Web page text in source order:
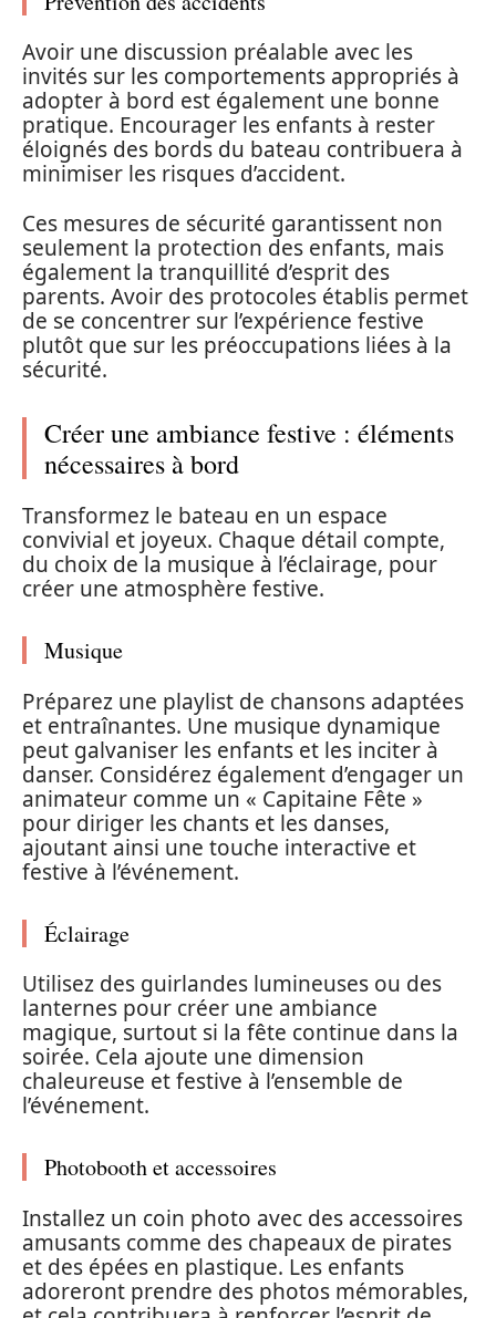
Avoir une discussion préalable avec les
invités sur les comportements appropriés à
adopter à bord est également une bonne
pratique. Encourager les enfants à rester
éloignés des bords du bateau contribuera à
minimiser les risques d’accident.
Ces mesures de sécurité garantissent non
seulement la protection des enfants, mais
également la tranquillité d’esprit des
parents. Avoir des protocoles établis permet
de se concentrer sur l’expérience festive
plutôt que sur les préoccupations liées à la
sécurité.
Créer une ambiance festive : éléments
nécessaires à bord
Transformez le bateau en un espace
convivial et joyeux. Chaque détail compte,
du choix de la musique à l’éclairage, pour
créer une atmosphère festive.
Musique
Préparez une playlist de chansons adaptées
et entraînantes. Une musique dynamique
peut galvaniser les enfants et les inciter à
danser. Considérez également d’engager un
animateur comme un « Capitaine Fête »
pour diriger les chants et les danses,
ajoutant ainsi une touche interactive et
festive à l’événement.
Éclairage
Utilisez des guirlandes lumineuses ou des
lanternes pour créer une ambiance
magique, surtout si la fête continue dans la
soirée. Cela ajoute une dimension
chaleureuse et festive à l’ensemble de
l’événement.
Photobooth et accessoires
Installez un coin photo avec des accessoires
amusants comme des chapeaux de pirates
et des épées en plastique. Les enfants
adoreront prendre des photos mémorables,